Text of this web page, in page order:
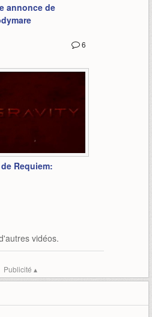
annonce de
6
Requiem:
vidéos.
Publicité ▴